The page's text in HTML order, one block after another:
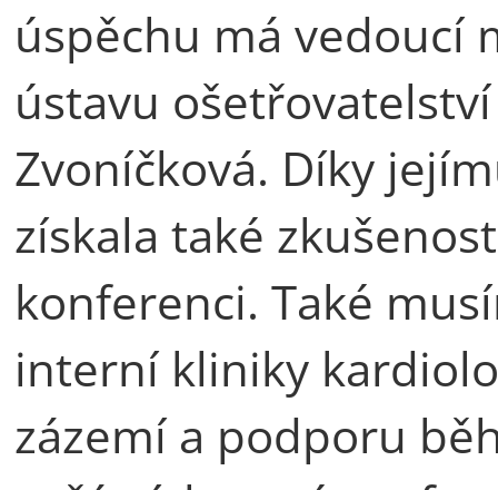
úspěchu má vedoucí
ústavu
Zvoníčková. Díky
získala také
konferenci. Také
interní kliniky
zázemí a podporu